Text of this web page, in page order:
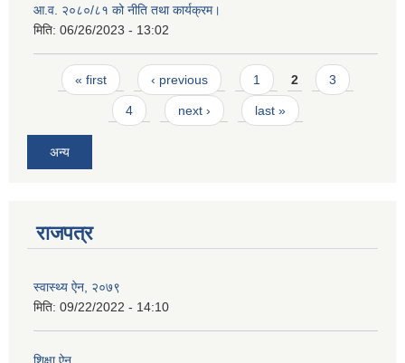
आ.व. २०८०/८१ को नीति तथा कार्यक्रम।
मिति: 06/26/2023 - 13:02
Pages
« first ‹ previous 1 2 3
4 next › last »
अन्य
राजपत्र
स्वास्थ्य ऐन, २०७९
मिति: 09/22/2022 - 14:10